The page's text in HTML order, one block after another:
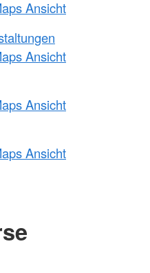
Ansicht
Ansicht
Ansicht
Ansicht